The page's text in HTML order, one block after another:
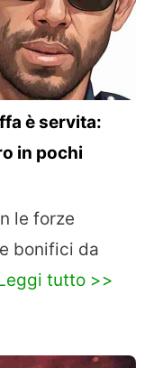
è servita:
in pochi
le forze
bonifici da
tutto >>